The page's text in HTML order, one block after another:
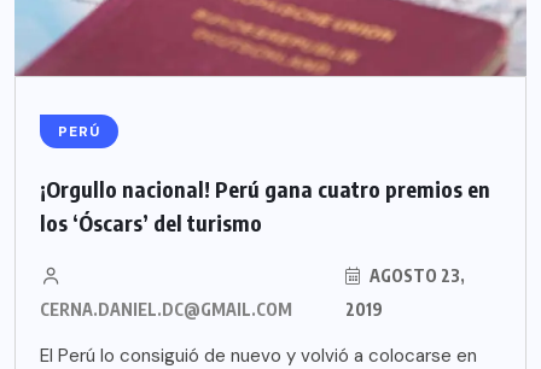
PERÚ
¡Orgullo nacional! Perú gana cuatro premios en
los ‘Óscars’ del turismo
CERNA.DANIEL.DC@GMAIL.COM
AGOSTO 23,
2019
El Perú lo consiguió de nuevo y volvió a colocarse en